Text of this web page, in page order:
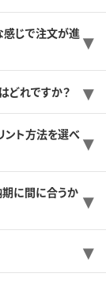
感じで注文が進
どれですか？
ント方法を選べ
期に間に合うか